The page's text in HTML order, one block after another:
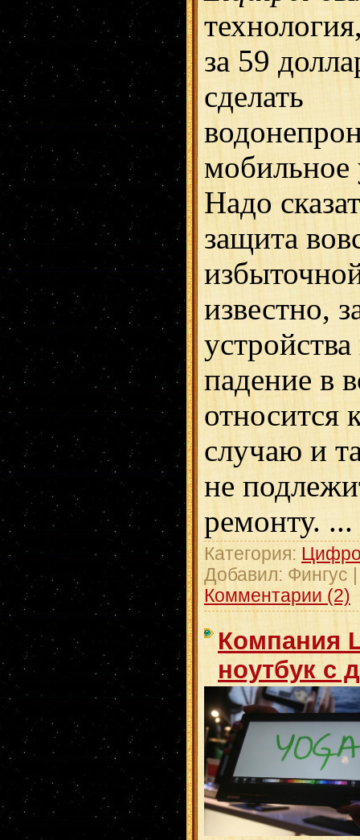
за 59
сделать
мобильное
Надо
защита
известно,
падение в
относится
случаю и
не
ремонту. ...
Категория:
Добавил: Фингус
Комментарии (2)
Компания
ноутбук с